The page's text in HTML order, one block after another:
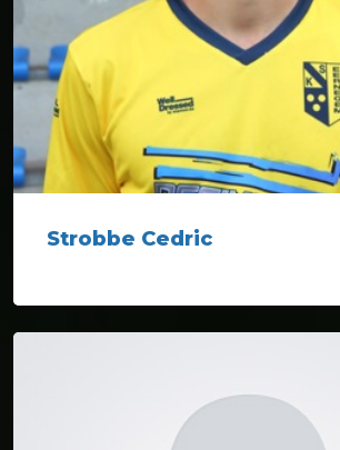
Strobbe Cedric